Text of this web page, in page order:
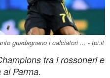
guadagnano i calciatori ... - tpi.it
tra i rossoneri e
Parma.